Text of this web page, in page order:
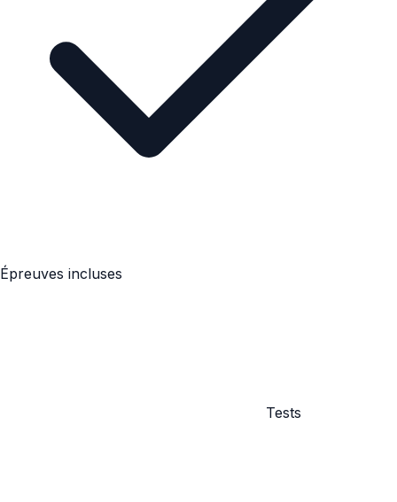
Épreuves incluses
Tests